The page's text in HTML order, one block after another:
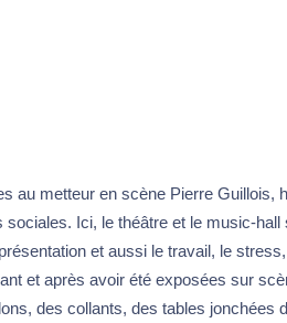
au metteur en scène Pierre Guillois,
Ici, le théâtre et le music-hall
et aussi le travail, le
et après avoir été exposées sur
des collants, des tables jonchées